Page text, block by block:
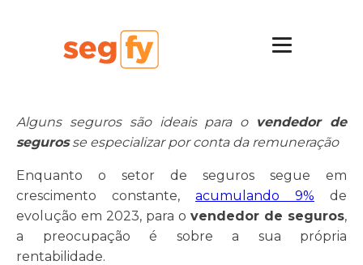
Alguns seguros são ideais para o vendedor de
segurosse especializar por conta da remuneração
Enquanto o setor de seguros segue em
crescimento constante, acumulando 9% de
evolução em 2023, para o vendedor de seguros,
a preocupação é sobre a sua própria
rentabilidade.